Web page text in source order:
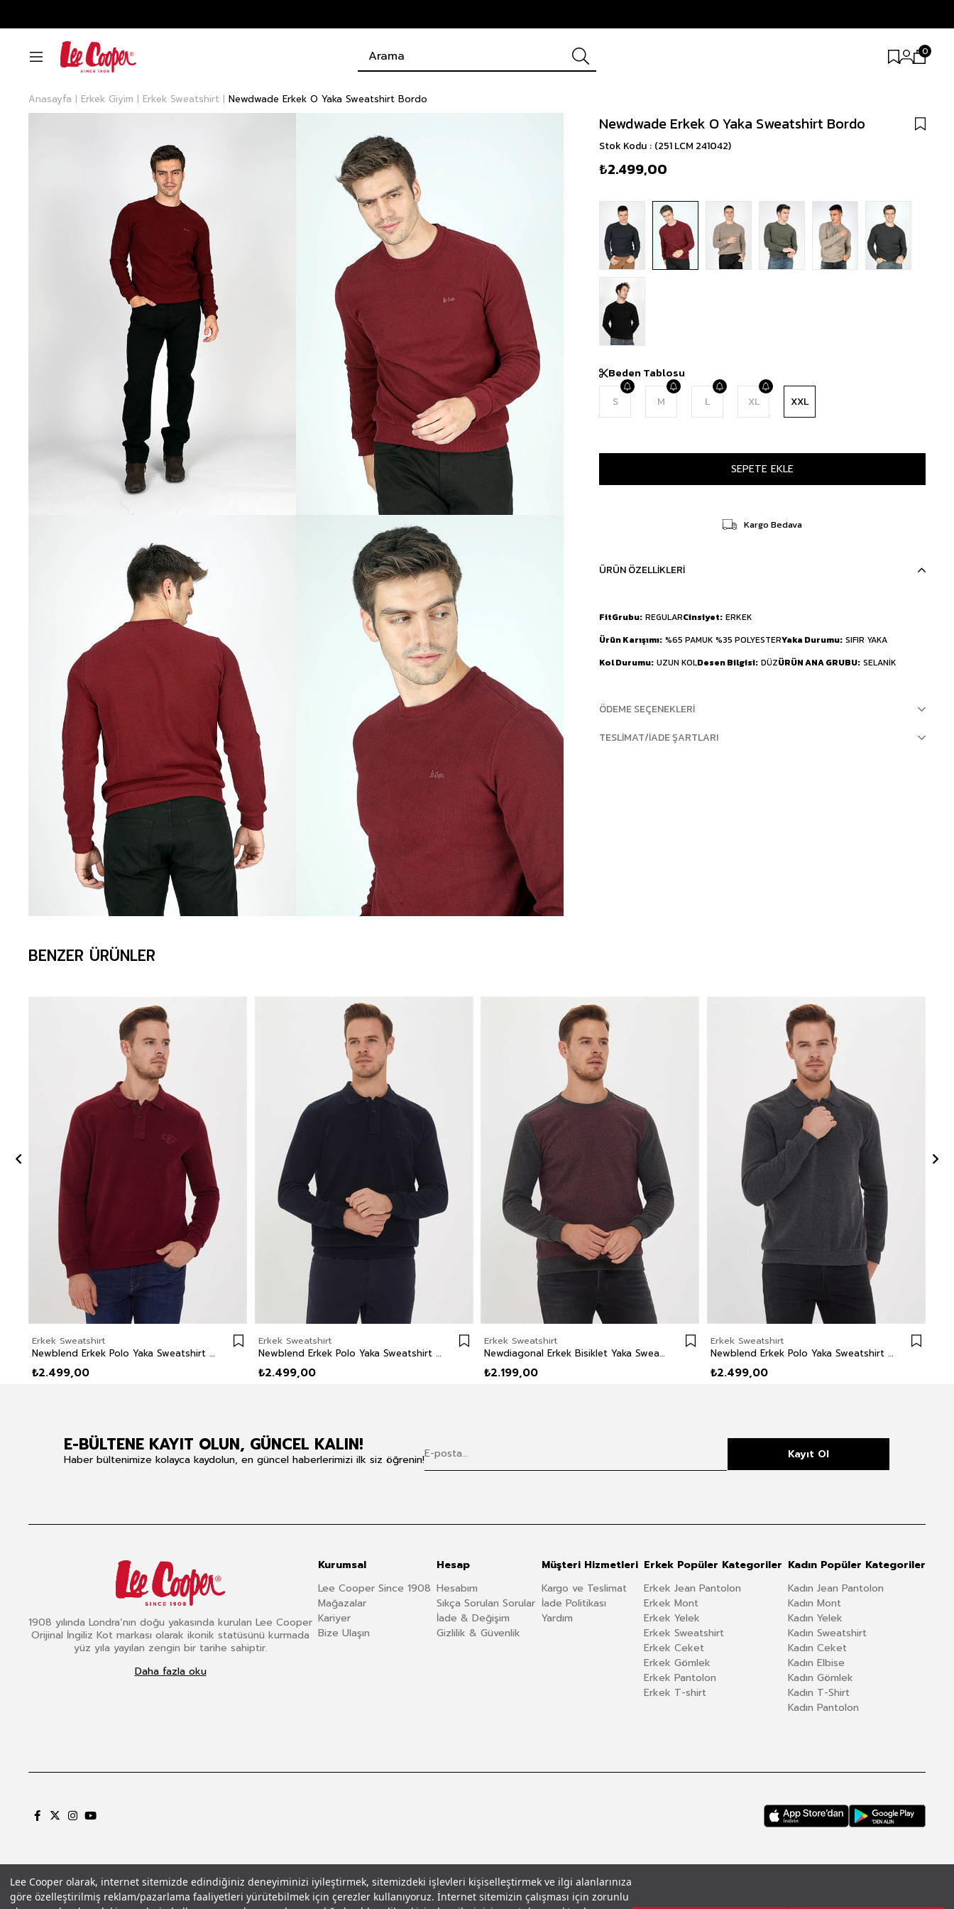
Lee Cooper olarak, internet sitemizde edindiğiniz deneyiminizi iyileştirmek, sitemizdeki işlevleri kişiselleştirmek ve ilgi alanlarınıza
göre özelleştirilmiş reklam/pazarlama faaliyetleri yürütebilmek için çerezler kullanıyoruz. İnternet sitemizin çalışması için zorunlu
0
Anasayfa Erkek Giyim Erkek Sweatshirt Newdwade Erkek O Yaka Sweatshirt Bordo
Newdwade Erkek O Yaka Sweatshirt Bordo
Stok Kodu (251 LCM 241042)
₺2.499,00
Beden Tablosu
S M L XL XXL
Kargo Bedava
ÜRÜN ÖZELLIKLERI
FitGrubu REGULARCinsiyet ERKEK
Ürün Karışımı %65 PAMUK %35 POLYESTERYaka Durumu SIFIR YAKA
Kol Durumu UZUN KOLDesen Bilgisi DÜZÜRÜN ANA GRUBU SELANİK
ÖDEME SEÇENEKLERI
TESLIMAT/İADE ŞARTLARI
BENZER ÜRÜNLER
Erkek Sweatshirt
Newblend Erkek Polo Yaka Sweatshirt Bordo
₺2.499,00
Erkek Sweatshirt
Newblend Erkek Polo Yaka Sweatshirt Lacivert
₺2.499,00
Erkek Sweatshirt
Newdiagonal Erkek Bisiklet Yaka Sweatshirt Bordo
₺2.199,00
Erkek Sweatshirt
Newblend Erkek Polo Yaka Sweatshirt Antrasit
₺2.499,00
E-BÜLTENE KAYIT OLUN, GÜNCEL KALIN!
Haber bültenimize kolayca kaydolun, en güncel haberlerimizi ilk siz öğrenin! Kayıt Ol
1908 yılında Londra’nın doğu yakasında kurulan Lee Cooper
Orijinal İngiliz Kot markası olarak ikonik statüsünü kurmada
yüz yıla yayılan zengin bir tarihe sahiptir.
Daha fazla oku
Kurumsal
Lee Cooper Since 1908
Mağazalar
Kariyer
Bize Ulaşın
Hesap
Hesabım
Sıkça Sorulan Sorular
İade & Değişim
Gizlilik & Güvenlik
Müşteri Hizmetleri
Kargo ve Teslimat
İade Politikası
Yardım
Erkek Popüler Kategoriler
Erkek Jean Pantolon
Erkek Mont
Erkek Yelek
Erkek Sweatshirt
Erkek Ceket
Erkek Gömlek
Erkek Pantolon
Erkek T-shirt
Kadın Popüler Kategoriler
Kadın Jean Pantolon
Kadın Mont
Kadın Yelek
Kadın Sweatshirt
Kadın Ceket
Kadın Elbise
Kadın Gömlek
Kadın T-Shirt
Kadın Pantolon
Gizlilik PolitikasıÇerez PolitikasıKVKK Aydınlatma MetniŞartlar ve Koşullar© 2026 Leecooper - Tüm Hakları Saklıdır.